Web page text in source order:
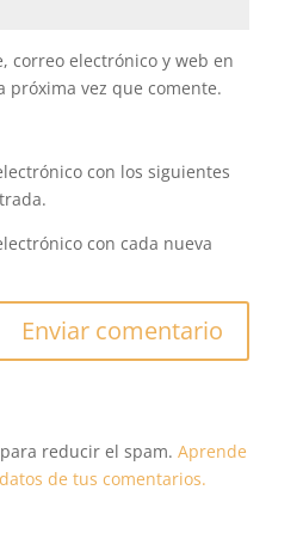
correo electrónico y web en
próxima vez que comente.
con los siguientes
con cada nueva
reducir el spam. Aprende
de tus comentarios.